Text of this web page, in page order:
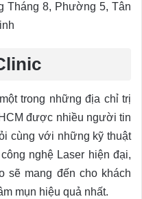
Tháng 8, Phường 5, Tân
trong những địa chỉ trị
được nhiều người tin
cùng với những kỹ thuật
nghệ Laser hiện đại,
sẽ mang đến cho khách
mụn hiệu quả nhất.